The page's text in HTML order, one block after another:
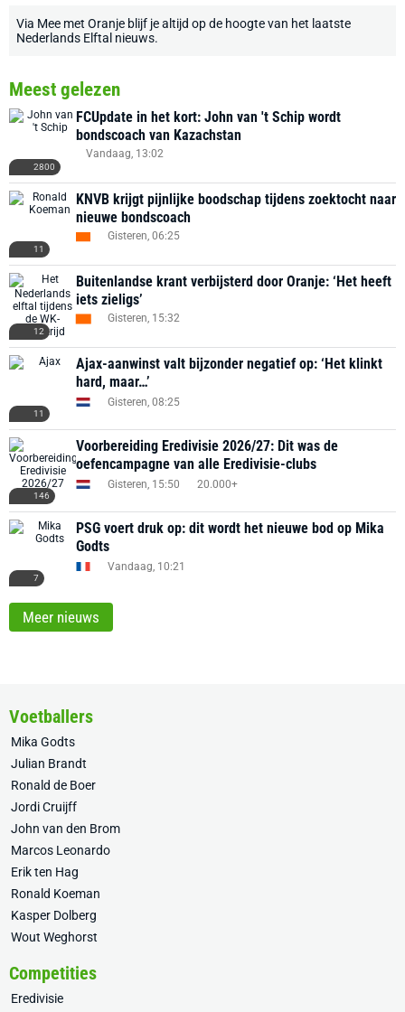
Via Mee met Oranje blijf je altijd op de hoogte van het laatste
Nederlands Elftal nieuws.
Meest gelezen
2800
FCUpdate in het kort: John van 't Schip wordt
bondscoach van Kazachstan
Vandaag, 13:02
11
KNVB krijgt pijnlijke boodschap tijdens zoektocht naar
nieuwe bondscoach
Gisteren, 06:25
12
Buitenlandse krant verbijsterd door Oranje: ‘Het heeft
iets zieligs’
Gisteren, 15:32
11
Ajax-aanwinst valt bijzonder negatief op: ‘Het klinkt
hard, maar…’
Gisteren, 08:25
146
Voorbereiding Eredivisie 2026/27: Dit was de
oefencampagne van alle Eredivisie-clubs
Gisteren, 15:50 20.000+
7
PSG voert druk op: dit wordt het nieuwe bod op Mika
Godts
Vandaag, 10:21
Meer nieuws
Voetballers
Mika Godts
Julian Brandt
Ronald de Boer
Jordi Cruijff
John van den Brom
Marcos Leonardo
Erik ten Hag
Ronald Koeman
Kasper Dolberg
Wout Weghorst
Competities
Eredivisie